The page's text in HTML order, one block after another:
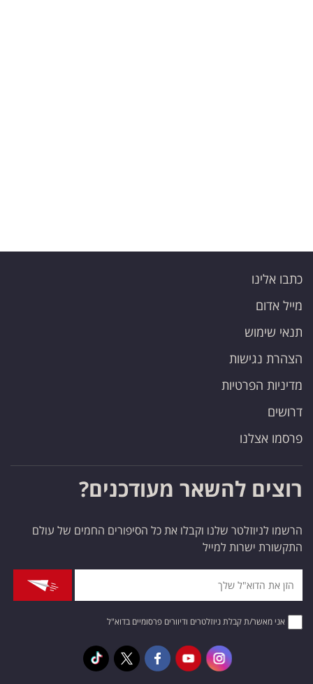
כתבו אלינו
מייל אדום
תנאי שימוש
הצהרת נגישות
מדיניות הפרטיות
דרושים
פרסמו אצלנו
רוצים להשאר מעודכנים?
הרשמו לניוזלטר שלנו וקבלו את כל הסיפורים החמים של עולם
התקשורת ישרות למייל
אני מאשר/ת קבלת ניוזלטרים ודיוורים פרסומיים בדוא"ל